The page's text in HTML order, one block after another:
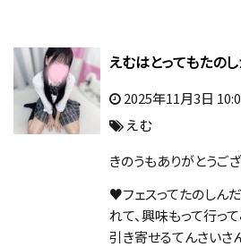
えむはとってもたのし
2025年11月3日
えむ
きのうもありがとうご
♥フェスってたのしん
れて、興味もって行っ
引き寄せるてんさいさ